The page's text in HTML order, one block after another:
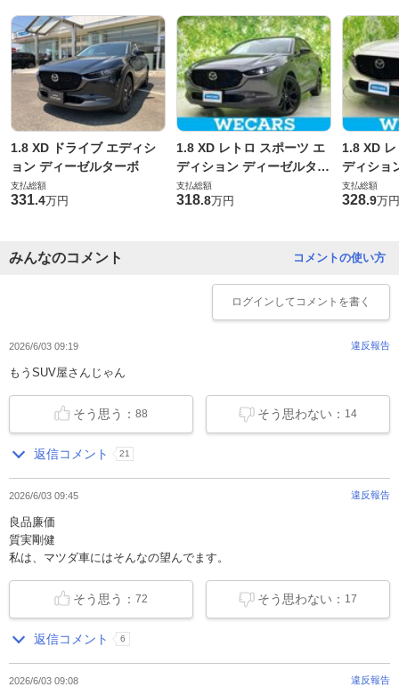
1.8 XD ドライブ エディシ
ョン ディーゼルターボ
支払総額
331.4万円
1.8 XD レトロ スポーツ エ
ディション ディーゼルター
ボ
支払総額
318.8万円
1.8 XD
ディショ
ボ
支払総額
328.9万円
コメントの使い方
みんなのコメント
ログイン してコメントを書く
2026/6/03 09:19 違反報告
もうSUV屋さんじゃん
そう思わない： 14
そう思う：88
返信コメント 21
2026/6/03 09:45 違反報告
良品廉価
質実剛健
私は、マツダ車にはそんなの望んでます。
そう思わない： 17
そう思う：72
返信コメント 6
2026/6/03 09:08 違反報告